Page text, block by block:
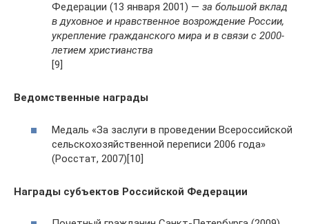
Федерации (13 января 2001) — за большой вклад
в духовное и нравственное возрождение России,
укрепление гражданского мира и в связи с 2000-
летием христианства
[9]
Ведомственные награды
Медаль «За заслуги в проведении Всероссийской
сельскохозяйственной переписи 2006 года»
(Росстат, 2007)[10]
Награды субъектов Российской Федерации